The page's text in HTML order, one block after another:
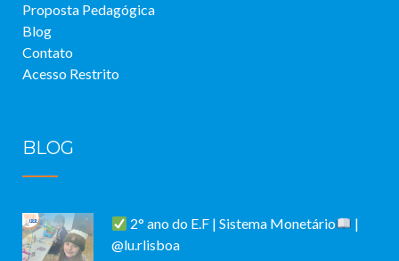
Proposta Pedagógica
Blog
Contato
Acesso Restrito
BLOG
2° ano do E.F | Sistema Monetário
|
@lu.rlisboa